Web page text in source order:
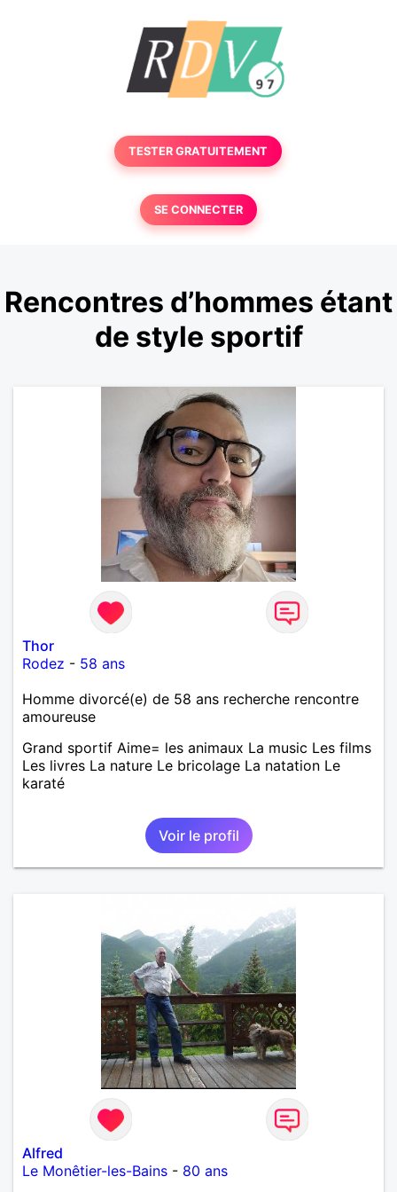
TESTER GRATUITEMENT
SE CONNECTER
Rencontres d’hommes étant
de style sportif
Thor
Rodez - 58 ans
Homme divorcé(e) de 58 ans recherche rencontre
amoureuse
Grand sportif Aime= les animaux La music Les films
Les livres La nature Le bricolage La natation Le
karaté
Voir le profil
Alfred
Le Monêtier-les-Bains - 80 ans